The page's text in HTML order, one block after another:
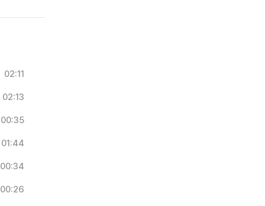
02:11
02:13
00:35
01:44
00:34
00:26